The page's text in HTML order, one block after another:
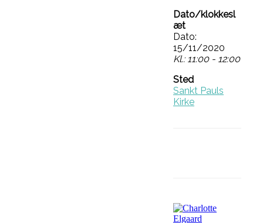
Dato/klokkesl
æt
Dato:
15/11/2020
Kl.: 11:00 - 12:00
Sted
Sankt Pauls
Kirke